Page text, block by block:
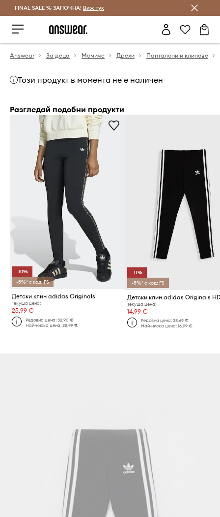
Спестявай с Answear Club
FINAL SALE % ЗАПОЧНА! Виж тук
Answear За деца Момиче Дрехи Панталони и клинове
Този продукт в момента не е наличен
Разгледай подобни продукти
-10%
-5%* с код: FS
Детски клин adidas Originals
Текуща цена:
25,99 €
Редовна цена:32,90 €
Най-ниска цена:28,99 €
-11%
-5%* с код: FS
Детски клин adidas Originals
Текуща цена:
14,99 €
Редовна цена: 33,69 €
Най-ниска цена: 16,99 €